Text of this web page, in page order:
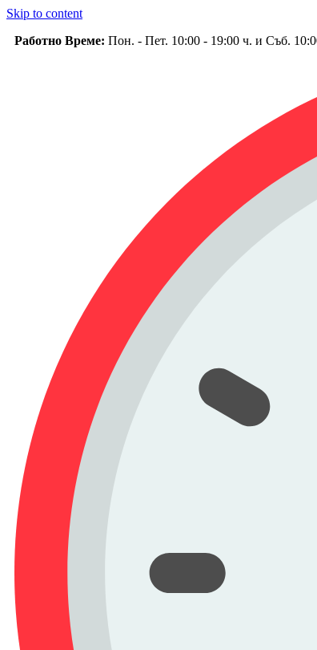
Skip to content
Работно Време: Пон. - Пет. 10:00 - 19:00 ч. и Съб.